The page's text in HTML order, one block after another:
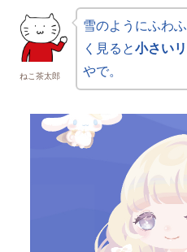
ねこ茶太郎
雪のようにふわ
く見ると小さい
やで。